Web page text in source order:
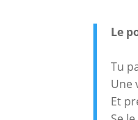
Le
Tu
Une
Et